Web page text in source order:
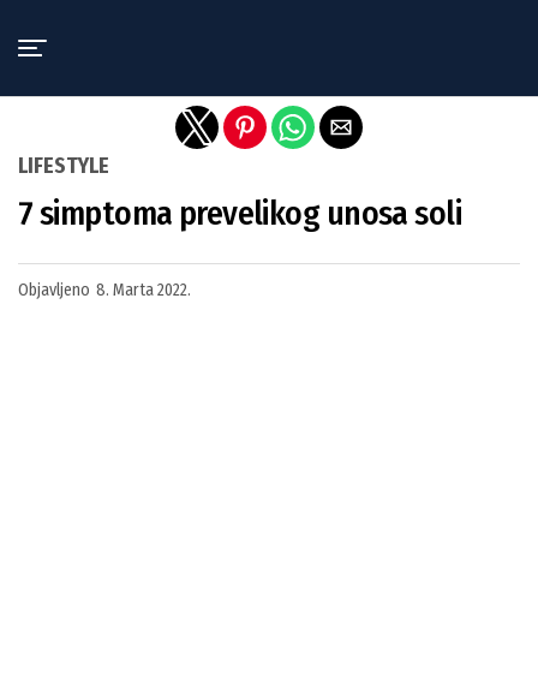
LIFESTYLE
7 simptoma prevelikog unosa soli
Objavljeno 8. Marta 2022.